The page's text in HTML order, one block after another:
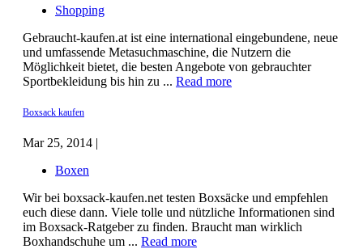
Shopping
Gebraucht-kaufen.at ist eine international eingebundene, neue
und umfassende Metasuchmaschine, die Nutzern die
Möglichkeit bietet, die besten Angebote von gebrauchter
Sportbekleidung bis hin zu ... Read more
Boxsack kaufen
Mar 25, 2014 |
Boxen
Wir bei boxsack-kaufen.net testen Boxsäcke und empfehlen
euch diese dann. Viele tolle und nützliche Informationen sind
im Boxsack-Ratgeber zu finden. Braucht man wirklich
Boxhandschuhe um ... Read more